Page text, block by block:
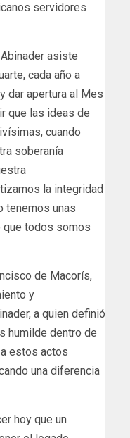
servidores
asiste
cada año a
dar apertura al Mes
que las ideas de
cuando
soberanía
la integridad
tenemos unas
que todos somos
de Macorís,
y
a quien definió
humilde dentro de
estos actos
una diferencia
hoy que un